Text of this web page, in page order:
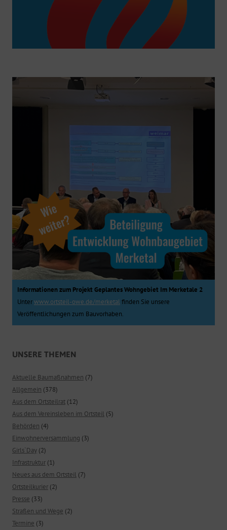
Informationen zum Projekt Geplantes Wohngebiet Im Merketale 2
Unterwww.ortsteil-owe.de/merketalfinden Sie unsere
Veröffentlichungen zum Bauvorhaben.
UNSERE THEMEN
Aktuelle Baumaßnahmen (7)
Allgemein (378)
Aus dem Ortsteilrat (12)
Aus dem Vereinsleben im Ortsteil (5)
Behörden (4)
Einwohnerversammlung (3)
Girls`Day (2)
Infrastruktur (1)
Neues aus dem Ortsteil (7)
Ortsteilkurier (2)
Presse (33)
Straßen und Wege (2)
Termine (3)